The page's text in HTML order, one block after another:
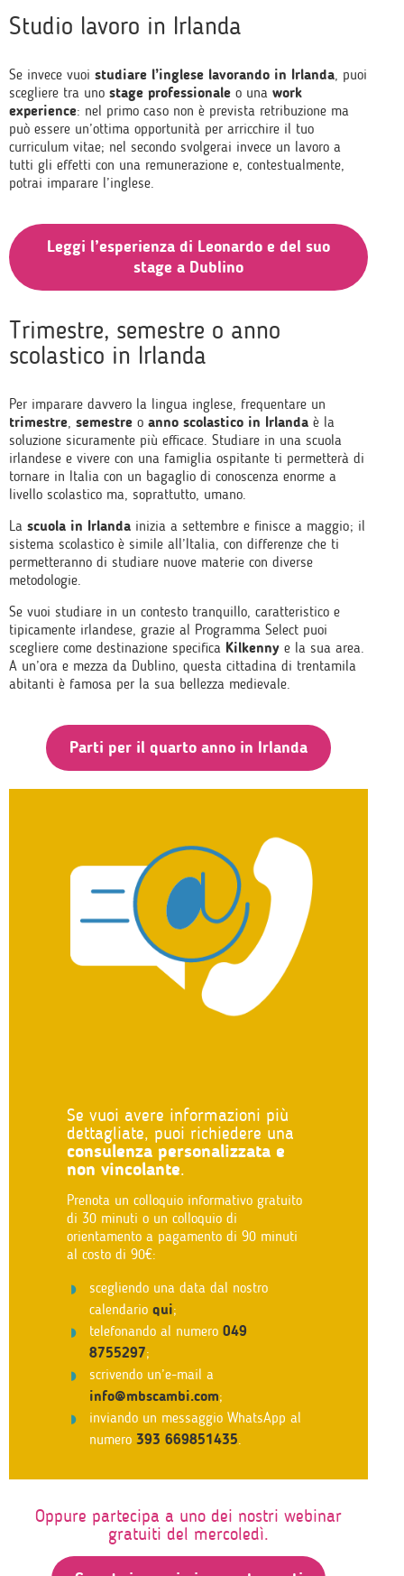
Studio lavoro in Irlanda
Se invece vuoi studiare l’inglese lavorando in Irlanda , puoi
scegliere tra uno stage professionale o una work
experience: nel primo caso non è prevista retribuzione ma
può essere un’ottima opportunità per arricchire il tuo
curriculum vitae; nel secondo svolgerai invece un lavoro a
tutti gli effetti con una remunerazione e, contestualmente,
potrai imparare l’inglese.
Leggi l’esperienza di Leonardo e del suo
stage a Dublino
Trimestre, semestre o anno
scolastico in Irlanda
Per imparare davvero la lingua inglese, frequentare un
trimestre semestre o anno scolastico in Irlanda è la
soluzione sicuramente più efficace. Studiare in una scuola
irlandese e vivere con una famiglia ospitante ti permetterà di
tornare in Italia con un bagaglio di conoscenza enorme a
livello scolastico ma, soprattutto, umano.
La scuola in Irlanda inizia a settembre e finisce a maggio; il
sistema scolastico è simile all’Italia, con differenze che ti
permetteranno di studiare nuove materie con diverse
metodologie.
Se vuoi studiare in un contesto tranquillo, caratteristico e
tipicamente irlandese, grazie al Programma Select puoi
scegliere come destinazione specifica Kilkenny e la sua area.
A un’ora e mezza da Dublino, questa cittadina di trentamila
abitanti è famosa per la sua bellezza medievale.
Parti per il quarto anno in Irlanda
Se vuoi avere informazioni più
dettagliate, puoi richiedere una
consulenza personalizzata e
non vincolante.
Prenota un colloquio informativo gratuito
di 30 minuti o un colloquio di
orientamento a pagamento di 90 minuti
al costo di 90€:
scegliendo una data dal nostro
calendario qui;
telefonando al numero 049
8755297;
scrivendo un’e-mail a
info@mbscambi.com;
inviando un messaggio WhatsApp al
numero 393 669851435
Oppure partecipa a uno dei nostri webinar
gratuiti del mercoledì.